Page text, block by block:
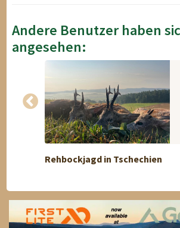
Andere Benutzer haben
angesehen:
Rehbockjagd in Tschechien